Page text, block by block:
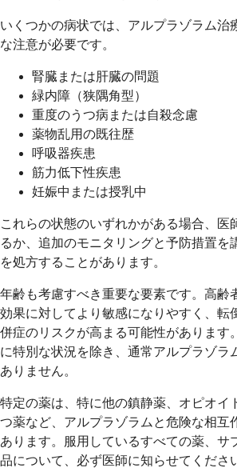
いくつかの病状では、アルプラゾラム治
な注意が必要です。
腎臓または肝臓の問題
緑内障（狭隅角型）
重度のうつ病または自殺念慮
薬物乱用の既往歴
呼吸器疾患
筋力低下性疾患
妊娠中または授乳中
これらの状態のいずれかがある場合、医
るか、追加のモニタリングと予防措置を
を処方することがあります。
年齢も考慮すべき重要な要素です。高齢
効果に対してより敏感になりやすく、転
併症のリスクが高まる可能性があります
に特別な状況を除き、通常アルプラゾラ
ありません。
特定の薬は、特に他の鎮静薬、オピオイ
つ薬など、アルプラゾラムと危険な相互
あります。服用しているすべての薬、サ
品について、必ず医師に知らせてくださ